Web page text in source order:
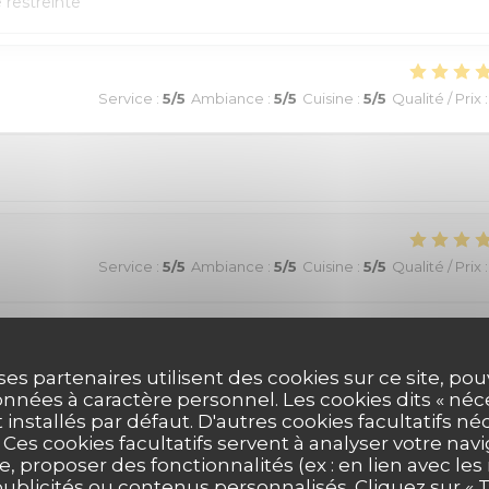
partenaires utilisent des cookies sur ce site,
à caractère personnel. Les cookies dits «
par défaut. D'autres cookies facultatifs
cookies facultatifs servent à analyser votre
proposer des fonctionnalités (ex : en lien avec les
Service : 5/5 Ambiance : 5/5 Cuisine : 5/5 Qualité / Prix :
Service : 5/5 Ambiance : 5/5 Cuisine : 5/5 Qualité / Prix :
!
Service 5 Ambiance /5 Cuisine Qualité / Prix :